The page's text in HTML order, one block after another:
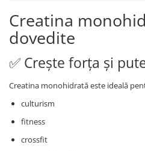
Creatina
dovedite
✅ Crește forța și
Creatina monohidrată este ideală
culturism
fitness
crossfit